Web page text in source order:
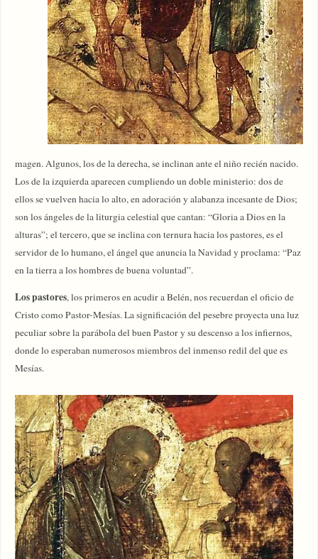
magen. Algunos, los de la derecha, se inclinan ante el niño recién nacido.
Los de la izquierda aparecen cumpliendo un doble ministerio: dos de
ellos se vuelven hacia lo alto, en adoración y alabanza incesante de Dios;
son los ángeles de la liturgia celestial que cantan: “Gloria a Dios en la
alturas”; el tercero, que se inclina con ternura hacia los pastores, es el
servidor de lo humano, el ángel que anuncia la Navidad y proclama: “Paz
en la tierra a los hombres de buena voluntad”.
Los pastores, los primeros en acudir a Belén, nos recuerdan el oficio de
Cristo como Pastor-Mesías. La significación del pesebre proyecta una luz
peculiar sobre la parábola del buen Pastor y su descenso a los infiernos,
donde lo esperaban numerosos miembros del inmenso redil del que es
Mesías.